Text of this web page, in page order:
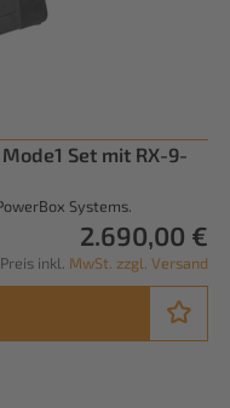
Set mit RX-9-
Systems.
2.690,00 €
Preis inkl. MwSt. zzgl. Versand